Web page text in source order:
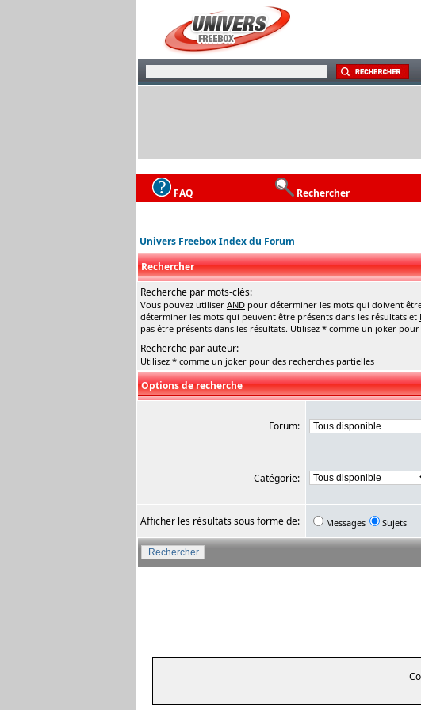
FAQ Rechercher
Univers Freebox Index du Forum
Rechercher
Recherche par mots-clés:
Vous pouvez utiliser AND pour déterminer les mots qui doivent
déterminer les mots qui peuvent être présents dans les résultats et
pas être présents dans les résultats. Utilisez * comme un joker
Recherche par auteur:
Utilisez * comme un joker pour des recherches partielles
Options de recherche
Forum:
Catégorie:
Afficher les résultats sous forme de: Messages Sujets